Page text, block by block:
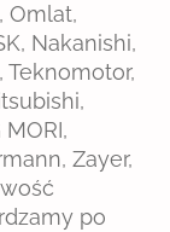
Omlat,
Nakanishi,
Teknomotor,
Zayer,
po